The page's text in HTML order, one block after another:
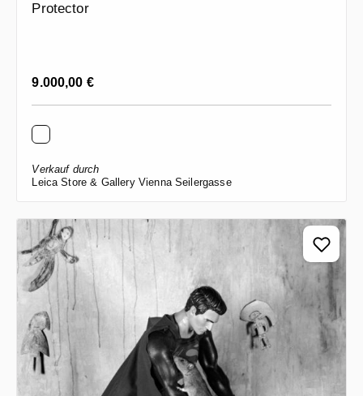
Protector
Regulärer Preis:
9.000,00 €
Verkauf durch
Leica Store & Gallery Vienna Seilergasse